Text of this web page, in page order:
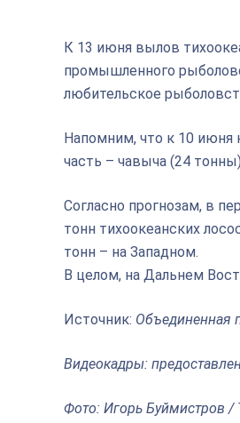
К 13 июня вылов
промышленного
любительское
Напомним, что к 10 июня
часть – чавыча (24
Согласно прогнозам, в
тонн тихоокеанских
тонн – на Западном.
В целом, на Дальнем
Источник: Объединенная
Видеокадры:
Фото: Игорь Буймистров /